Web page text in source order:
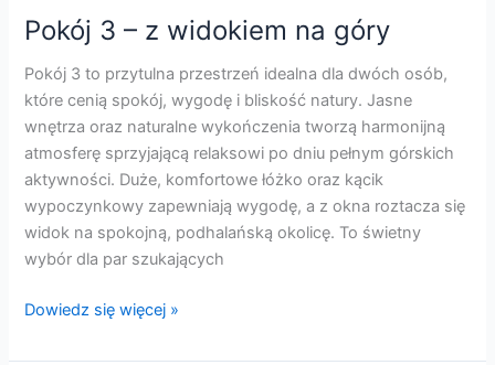
Pokój 3 – z widokiem na góry
Pokój 3 to przytulna przestrzeń idealna dla dwóch osób,
które cenią spokój, wygodę i bliskość natury. Jasne
wnętrza oraz naturalne wykończenia tworzą harmonijną
atmosferę sprzyjającą relaksowi po dniu pełnym górskich
aktywności. Duże, komfortowe łóżko oraz kącik
wypoczynkowy zapewniają wygodę, a z okna roztacza się
widok na spokojną, podhalańską okolicę. To świetny
wybór dla par szukających
Dowiedz się więcej »